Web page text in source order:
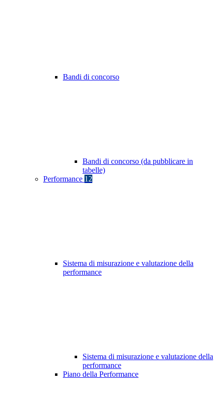
Bandi di concorso
Bandi di concorso (da pubblicare in
tabelle)
Performance 12
Sistema di misurazione e valutazione della
performance
Sistema di misurazione e valutazione della
performance
Piano della Performance